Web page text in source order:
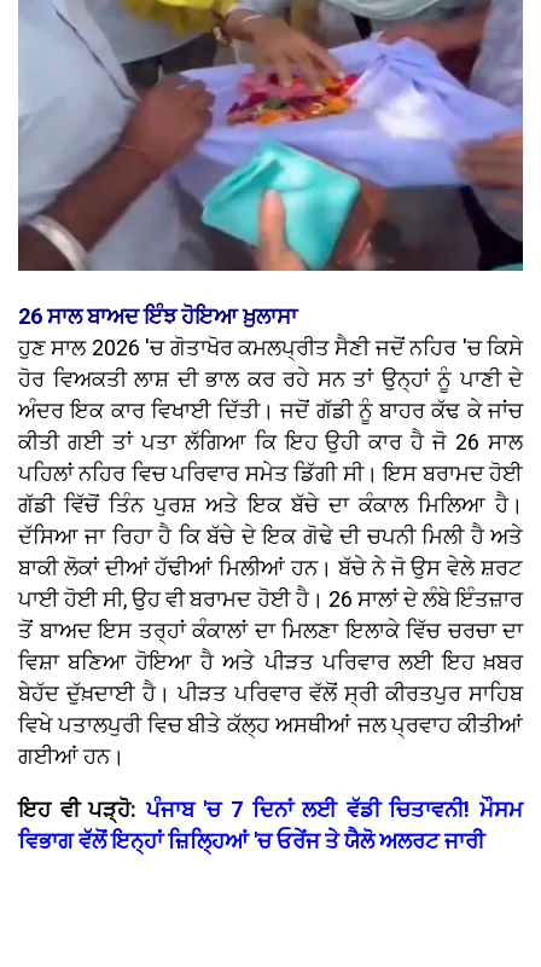
26 ਸਾਲ ਬਾਅਦ ਇੰਝ ਹੋਇਆ ਖ਼ੁਲਾਸਾ
ਹੁਣ ਸਾਲ 2026 'ਚ ਗੋਤਾਖੋਰ ਕਮਲਪ੍ਰੀਤ ਸੈਣੀ ਜਦੋਂ ਨਹਿਰ 'ਚ ਕਿਸੇ
ਹੋਰ ਵਿਅਕਤੀ ਲਾਸ਼ ਦੀ ਭਾਲ ਕਰ ਰਹੇ ਸਨ ਤਾਂ ਉਨ੍ਹਾਂ ਨੂੰ ਪਾਣੀ ਦੇ
ਅੰਦਰ ਇਕ ਕਾਰ ਵਿਖਾਈ ਦਿੱਤੀ। ਜਦੋਂ ਗੱਡੀ ਨੂੰ ਬਾਹਰ ਕੱਢ ਕੇ ਜਾਂਚ
ਕੀਤੀ ਗਈ ਤਾਂ ਪਤਾ ਲੱਗਿਆ ਕਿ ਇਹ ਉਹੀ ਕਾਰ ਹੈ ਜੋ 26 ਸਾਲ
ਪਹਿਲਾਂ ਨਹਿਰ ਵਿਚ ਪਰਿਵਾਰ ਸਮੇਤ ਡਿੱਗੀ ਸੀ। ਇਸ ਬਰਾਮਦ ਹੋਈ
ਗੱਡੀ ਵਿੱਚੋਂ ਤਿੰਨ ਪੁਰਸ਼ ਅਤੇ ਇਕ ਬੱਚੇ ਦਾ ਕੰਕਾਲ ਮਿਲਿਆ ਹੈ।
ਦੱਸਿਆ ਜਾ ਰਿਹਾ ਹੈ ਕਿ ਬੱਚੇ ਦੇ ਇਕ ਗੋਢੇ ਦੀ ਚਪਨੀ ਮਿਲੀ ਹੈ ਅਤੇ
ਬਾਕੀ ਲੋਕਾਂ ਦੀਆਂ ਹੱਢੀਆਂ ਮਿਲੀਆਂ ਹਨ। ਬੱਚੇ ਨੇ ਜੋ ਉਸ ਵੇਲੇ ਸ਼ਰਟ
ਪਾਈ ਹੋਈ ਸੀ, ਉਹ ਵੀ ਬਰਾਮਦ ਹੋਈ ਹੈ। 26 ਸਾਲਾਂ ਦੇ ਲੰਬੇ ਇੰਤਜ਼ਾਰ
ਤੋਂ ਬਾਅਦ ਇਸ ਤਰ੍ਹਾਂ ਕੰਕਾਲਾਂ ਦਾ ਮਿਲਣਾ ਇਲਾਕੇ ਵਿੱਚ ਚਰਚਾ ਦਾ
ਵਿਸ਼ਾ ਬਣਿਆ ਹੋਇਆ ਹੈ ਅਤੇ ਪੀੜਤ ਪਰਿਵਾਰ ਲਈ ਇਹ ਖ਼ਬਰ
ਬੇਹੱਦ ਦੁੱਖ਼ਦਾਈ ਹੈ। ਪੀੜਤ ਪਰਿਵਾਰ ਵੱਲੋਂ ਸ੍ਰੀ ਕੀਰਤਪੁਰ ਸਾਹਿਬ
ਵਿਖੇ ਪਤਾਲਪੁਰੀ ਵਿਚ ਬੀਤੇ ਕੱਲ੍ਹ ਅਸਥੀਆਂ ਜਲ ਪ੍ਰਵਾਹ ਕੀਤੀਆਂ
ਗਈਆਂ ਹਨ।
ਇਹ ਵੀ ਪੜ੍ਹੋ:ਪੰਜਾਬ 'ਚ 7 ਦਿਨਾਂ ਲਈ ਵੱਡੀ ਚਿਤਾਵਨੀ! ਮੌਸਮ
ਵਿਭਾਗ ਵੱਲੋਂ ਇਨ੍ਹਾਂ ਜ਼ਿਲ੍ਹਿਆਂ 'ਚ ਓਰੇਂਜ ਤੇ ਯੈਲੋ ਅਲਰਟ ਜਾਰੀ